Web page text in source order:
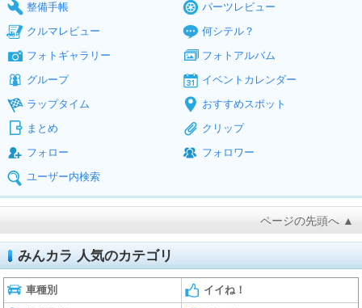
整備手帳
パーツレビュー
クルマレビュー
何シテル？
フォトギャラリー
フォトアルバム
グループ
イベントカレンダー
ラップタイム
おすすめスポット
まとめ
クリップ
フォロー
フォロワー
ユーザー内検索
ページの先頭へ ▲
みんカラ 人気のカテゴリ
車種別 イイね！